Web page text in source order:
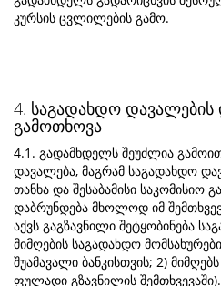
კურსის ცვლილების გამო.
4. საგადახდო დავალების
გამოთხოვა
4.1. გადამხდელს შეუძლია
დავალება, მაგრამ საგადახდო
თანხა და შესაბამისი საკომისიო
დაბრუნდება მხოლოდ იმ
აქვს გაგზავნილი შეტყობინება
მიმღების საგადახდო
შუამავალი ბანკისთვის; 2)
ფულადი გზავნილის შემთხვევაში).